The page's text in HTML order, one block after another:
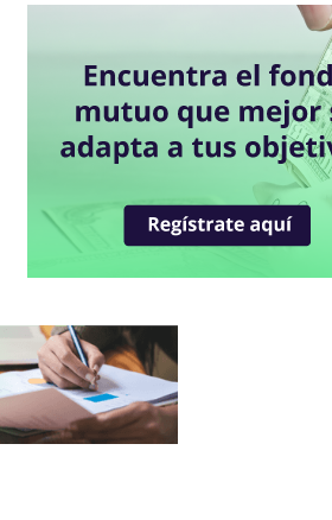
Blum Renta Global
Blum Dynamic Macro Strategy
Blum USA 500
Blum Capital Global